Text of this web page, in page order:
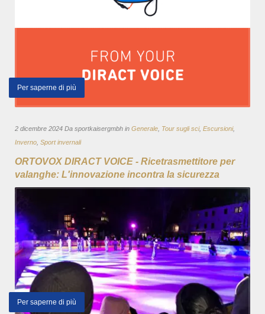
Per saperne di più
2 dicembre 2024 Da sportkaisergmbh in Generale Tour sugli sci, Escursioni,
Inverno Sport invernali
ORTOVOX DIRACT VOICE - Ricetrasmettitore per
valanghe: L'innovazione incontra la sicurezza
Per saperne di più